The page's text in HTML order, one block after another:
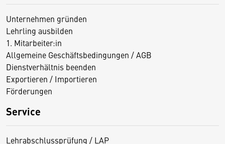
Unternehmen gründen
Lehrling ausbilden
1. Mitarbeiter:in
Allgemeine Geschäftsbedingungen / AGB
Dienstverhältnis beenden
Exportieren / Importieren
Förderungen
Service
Lehrabschlussprüfung / LAP